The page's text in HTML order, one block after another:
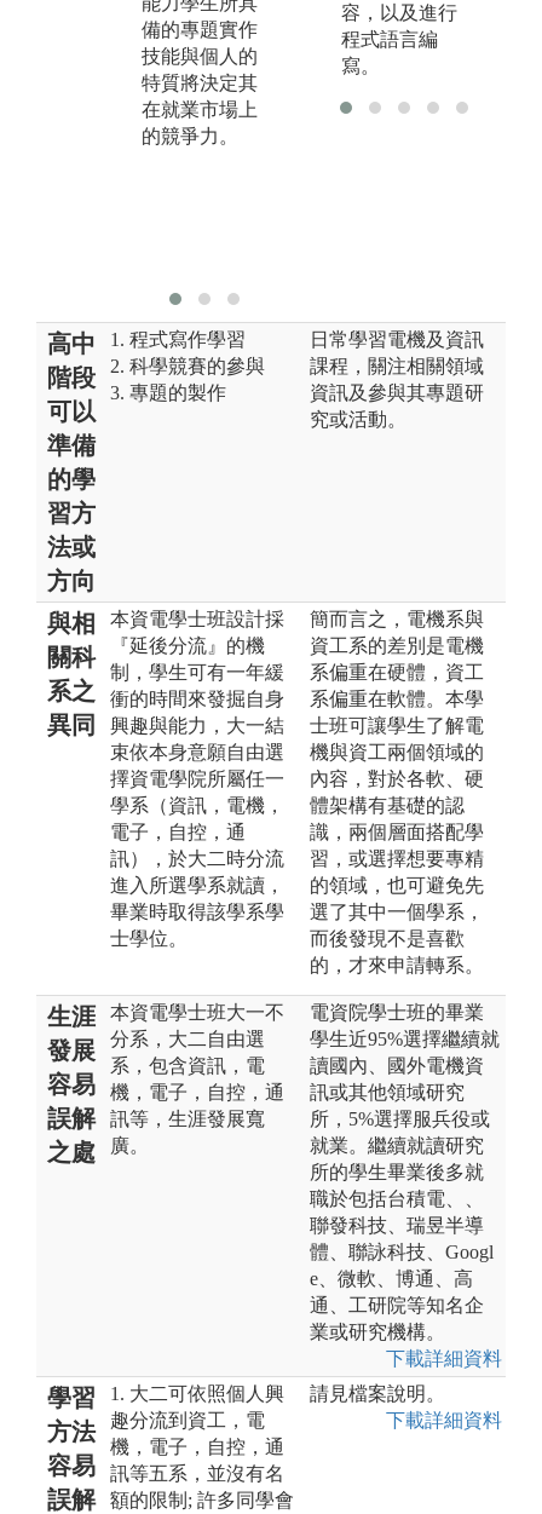
備的專題實作
技能與個人的
特質將決定其
在就業市場上
的競爭力。
驗技能，並加
以融入在此專
題研究中。
3.透過學生與
容，以及進行
程式語言編
寫。
高中
階段
可以
準備
的學
習方
法或
方向
1. 程式寫作學習
2. 科學競賽的參與
3. 專題的製作
日常學習電機及資訊
課程，關注相關領域
資訊及參與其專題研
究或活動。
與相
關科
系之
異同
本資電學士班設計採
『延後分流』的機
制，學生可有一年緩
衝的時間來發掘自身
興趣與能力，大一結
束依本身意願自由選
擇資電學院所屬任一
學系（資訊，電機，
電子，自控，通
訊），於大二時分流
進入所選學系就讀，
畢業時取得該學系學
士學位。
簡而言之，電機系與
資工系的差別是電機
系偏重在硬體，資工
系偏重在軟體。本學
士班可讓學生了解電
機與資工兩個領域的
內容，對於各軟、硬
體架構有基礎的認
識，兩個層面搭配學
習，或選擇想要專精
的領域，也可避免先
選了其中一個學系，
而後發現不是喜歡
的，才來申請轉系。
生涯
發展
容易
誤解
之處
本資電學士班大一不
分系，大二自由選
系，包含資訊，電
機，電子，自控，通
訊等，生涯發展寬
廣。
電資院學士班的畢業
學生近95%選擇繼續就
讀國內、國外電機資
訊或其他領域研究
所，5%選擇服兵役或
就業。繼續就讀研究
所的學生畢業後多就
職於包括台積電、、
聯發科技、瑞昱半導
體、聯詠科技、Googl
e、微軟、博通、高
通、工研院等知名企
業或研究機構。
下載詳細資料
學習
方法
容易
誤解
1. 大二可依照個人興
趣分流到資工，電
機，電子，自控，通
訊等五系，並沒有名
額的限制; 許多同學會
請見檔案說明。
下載詳細資料